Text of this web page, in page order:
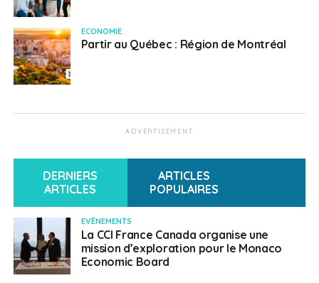
ECONOMIE
Partir au Québec : Région de Montréal
ADVERTISEMENT
DERNIERS
ARTICLES
ARTICLES
POPULAIRES
EVÈNEMENTS
La CCI France Canada organise une
mission d’exploration pour le Monaco
Economic Board